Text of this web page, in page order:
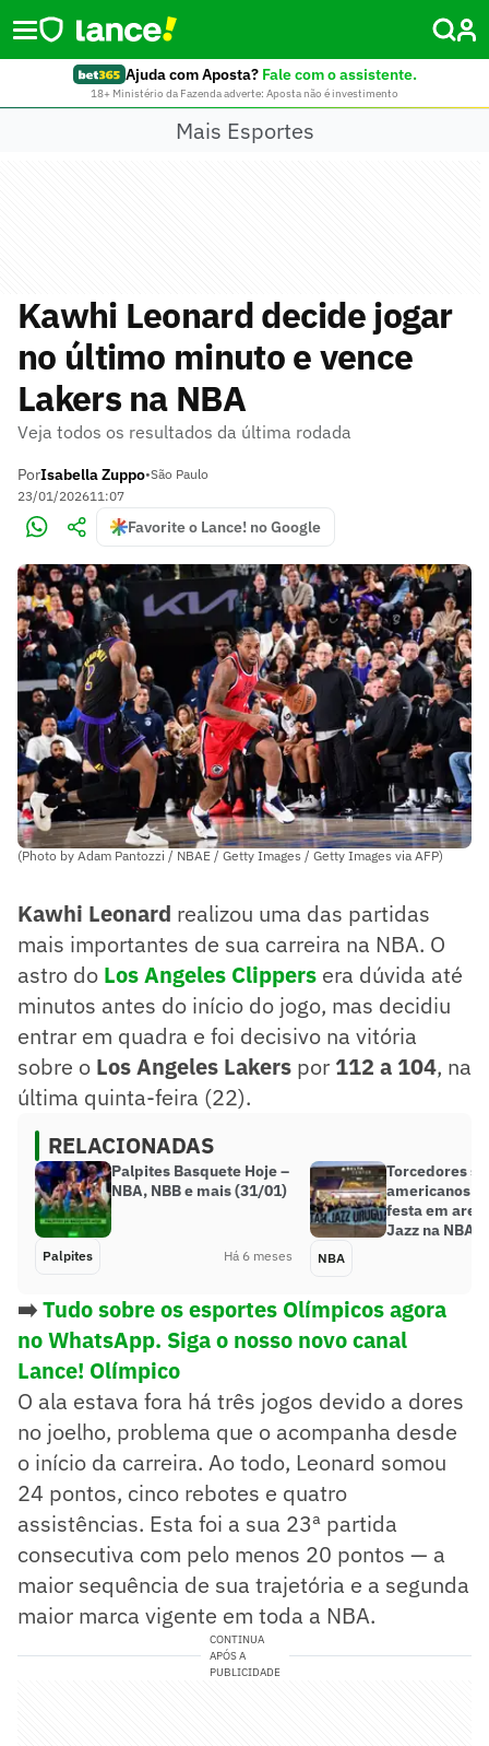
Ajuda com Aposta? Fale com o assistente.
18+ Ministério da Fazenda adverte: Aposta não é investimento
Mais Esportes
Kawhi Leonard decide jogar
no último minuto e vence
Lakers na NBA
Veja todos os resultados da última rodada
PorIsabella Zuppo•São Paulo
23/01/202611:07
Favorite o Lance! no Google
(Photo by Adam Pantozzi / NBAE / Getty Images / Getty Images via AFP)
Kawhi Leonard realizou uma das partidas
mais importantes de sua carreira na NBA. O
astro do Los Angeles Clippers era dúvida até
minutos antes do início do jogo, mas decidiu
entrar em quadra e foi decisivo na vitória
sobre o Los Angeles Lakers por 112 a 104, na
última quinta-feira (22).
RELACIONADAS
Palpites Basquete Hoje –
NBA, NBB e mais (31/01)
Palpites Há 6 meses
Torcedores
americanos
festa em
Jazz na NBA;
NBA
➡️Tudo sobre os esportes Olímpicos agora
no WhatsApp. Siga o nosso novo canal
Lance! Olímpico
O ala estava fora há três jogos devido a dores
no joelho, problema que o acompanha desde
o início da carreira. Ao todo, Leonard somou
24 pontos, cinco rebotes e quatro
assistências. Esta foi a sua 23ª partida
consecutiva com pelo menos 20 pontos — a
maior sequência de sua trajetória e a segunda
maior marca vigente em toda a NBA.
CONTINUA
APÓS A
PUBLICIDADE